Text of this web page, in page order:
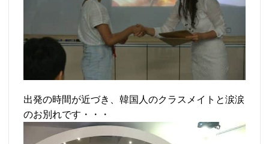
出発の時間が近づき、韓国人のクラスメイトと涙涙
のお別れです・・・